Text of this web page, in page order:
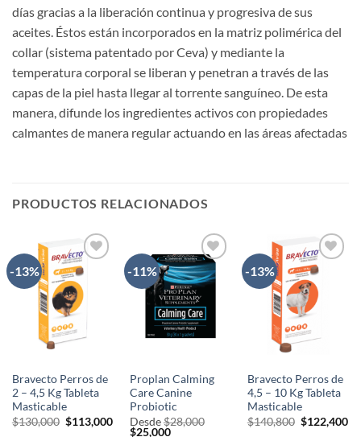
días gracias a la liberación continua y progresiva de sus
aceites. Éstos están incorporados en la matriz polimérica del
collar (sistema patentado por Ceva) y mediante la
temperatura corporal se liberan y penetran a través de las
capas de la piel hasta llegar al torrente sanguíneo. De esta
manera, difunde los ingredientes activos con propiedades
calmantes de manera regular actuando en las áreas afectadas
PRODUCTOS RELACIONADOS
-13%
AÑADIR
A LA
LISTA
DE
DESEOS
Bravecto Perros de
2 – 4,5 Kg Tableta
Masticable
$130,000 El
precio
$113,000El
precio
-11%
AÑADIR
A LA
LISTA
DE
DESEOS
Proplan Calming
Care Canine
Probiotic
Desde$28,000
El
$25,000El
-13%
AÑADIR
A LA
LISTA
DE
DESEOS
Bravecto Perros de
4,5 – 10 Kg Tableta
Masticable
$140,800 El
precio
$122,400El